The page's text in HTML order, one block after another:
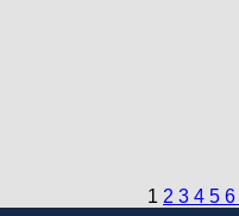
1 2 3 4 5 6